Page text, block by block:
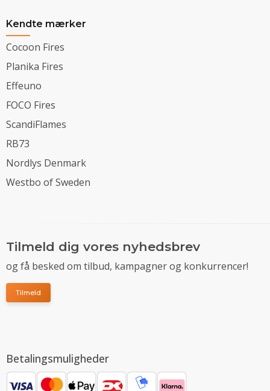
Kendte mærker
Cocoon Fires
Planika Fires
Effeuno
FOCO Fires
ScandiFlames
RB73
Nordlys Denmark
Westbo of Sweden
Tilmeld dig vores nyhedsbrev
og få besked om tilbud, kampagner og konkurrencer!
Tilmeld
Betalingsmuligheder